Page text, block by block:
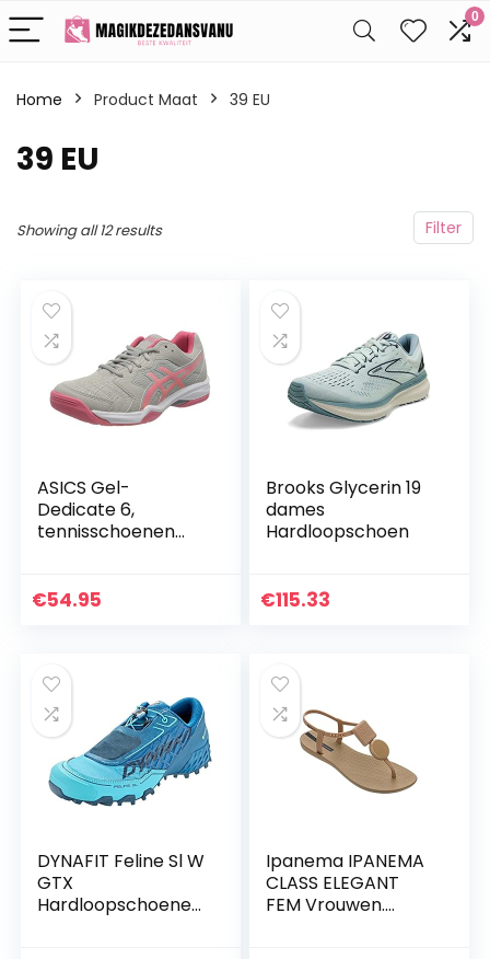
0
Home Product Maat 39 EU
39 EU
Filter
Showing all 12 results
ASICS Gel-
Dedicate 6,
tennisschoenen
€54.95
Brooks Glycerin 19
dames
Hardloopschoen
€115.33
DYNAFIT Feline Sl W
GTX
Hardloopschoenen
Ipanema IPANEMA
CLASS ELEGANT
FEM Vrouwen.